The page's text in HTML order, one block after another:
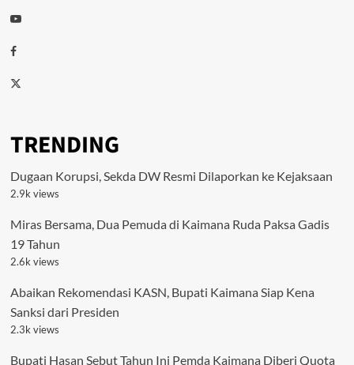
Youtube
Facebook
Twitter
TRENDING
Dugaan Korupsi, Sekda DW Resmi Dilaporkan ke Kejaksaan
2.9k views
Miras Bersama, Dua Pemuda di Kaimana Ruda Paksa Gadis
19 Tahun
2.6k views
Abaikan Rekomendasi KASN, Bupati Kaimana Siap Kena
Sanksi dari Presiden
2.3k views
Bupati Hasan Sebut Tahun Ini Pemda Kaimana Diberi Quota